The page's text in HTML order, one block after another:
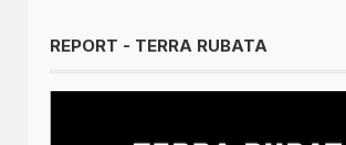
REPORT - TERRA RUBATA